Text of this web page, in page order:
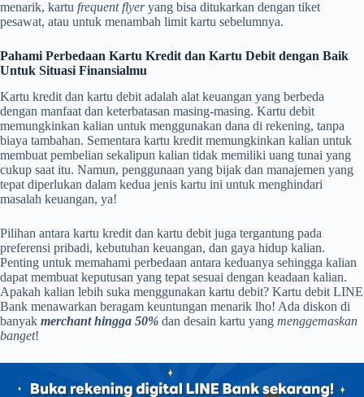
menarik, kartu frequent flyeryang bisa ditukarkan dengan tiket
pesawat, atau untuk menambah limit kartu sebelumnya.
Pahami Perbedaan Kartu Kredit dan Kartu Debit dengan Baik
Untuk Situasi Finansialmu
Kartu kredit dan kartu debit adalah alat keuangan yang berbeda
dengan manfaat dan keterbatasan masing-masing. Kartu debit
memungkinkan kalian untuk menggunakan dana di rekening, tanpa
biaya tambahan. Sementara kartu kredit memungkinkan kalian untuk
membuat pembelian sekalipun kalian tidak memiliki uang tunai yang
cukup saat itu. Namun, penggunaan yang bijak dan manajemen yang
tepat diperlukan dalam kedua jenis kartu ini untuk menghindari
masalah keuangan, ya!
Pilihan antara kartu kredit dan kartu debit juga tergantung pada
preferensi pribadi, kebutuhan keuangan, dan gaya hidup kalian.
Penting untuk memahami perbedaan antara keduanya sehingga kalian
dapat membuat keputusan yang tepat sesuai dengan keadaan kalian.
Apakah kalian lebih suka menggunakan kartu debit? Kartu debit LINE
Bank menawarkan beragam keuntungan menarik lho! Ada diskon di
banyak merchant hingga 50% dan desain kartu yang menggemaskan
banget!